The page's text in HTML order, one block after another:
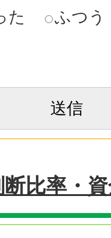
た
ふつう
比率・